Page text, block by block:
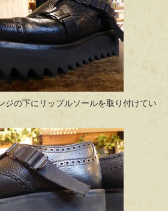
ジの下にリップルソールを取り付けてい